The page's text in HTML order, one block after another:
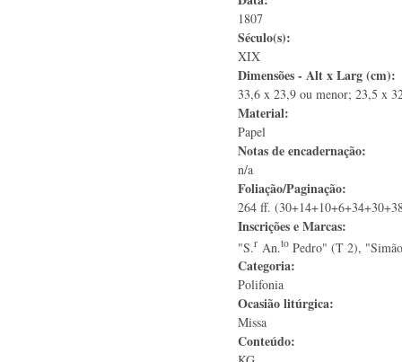
1807
Século(s):
XIX
Dimensões - Alt x Larg (cm):
33,6 x 23,9 ou menor; 23,5 x
Material:
Papel
Notas de encadernação:
n/a
Foliação/Paginação:
264 ff.
Inscrições e Marcas:
"S.r An.to Pedro" (T 2),
Categoria:
Polifonia
Ocasião litúrgica:
Missa
Conteúdo: